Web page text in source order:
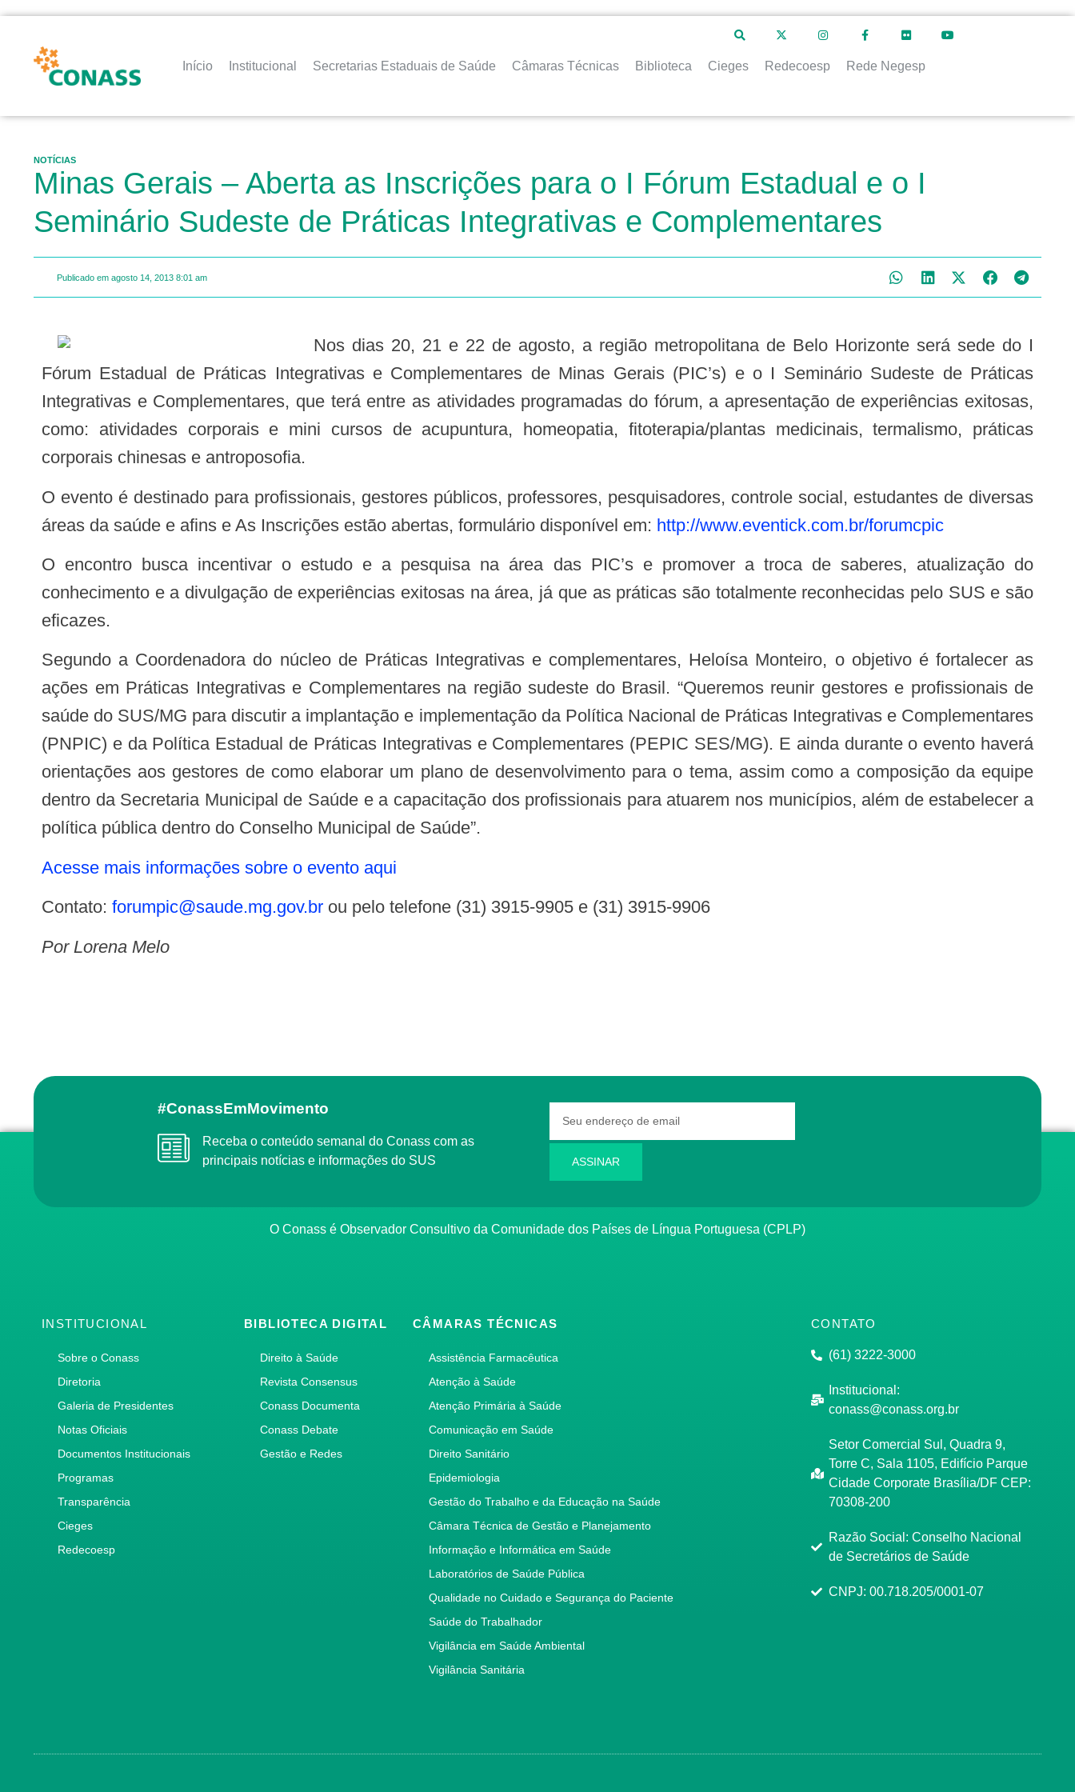
Início Institucional Secretarias Estaduais de Saúde Câmaras Técnicas Biblioteca Cieges Redecoesp Rede Negesp
NOTÍCIAS
Minas Gerais – Aberta as Inscrições para o I Fórum Estadual e o I
Seminário Sudeste de Práticas Integrativas e Complementares
Publicado em agosto 14, 2013 8:01 am
Nos dias 20, 21 e 22 de agosto, a região metropolitana de Belo Horizonte será sede do I
Fórum Estadual de Práticas Integrativas e Complementares de Minas Gerais (PIC’s) e o I Seminário Sudeste de Práticas
Integrativas e Complementares, que terá entre as atividades programadas do fórum, a apresentação de experiências exitosas,
como: atividades corporais e mini cursos de acupuntura, homeopatia, fitoterapia/plantas medicinais, termalismo, práticas
corporais chinesas e antroposofia.
O evento é destinado para profissionais, gestores públicos, professores, pesquisadores, controle social, estudantes de diversas
áreas da saúde e afins e As Inscrições estão abertas, formulário disponível em: http://www.eventick.com.br/forumcpic
O encontro busca incentivar o estudo e a pesquisa na área das PIC’s e promover a troca de saberes, atualização do
conhecimento e a divulgação de experiências exitosas na área, já que as práticas são totalmente reconhecidas pelo SUS e são
eficazes.
Segundo a Coordenadora do núcleo de Práticas Integrativas e complementares, Heloísa Monteiro, o objetivo é fortalecer as
ações em Práticas Integrativas e Complementares na região sudeste do Brasil. “Queremos reunir gestores e profissionais de
saúde do SUS/MG para discutir a implantação e implementação da Política Nacional de Práticas Integrativas e Complementares
(PNPIC) e da Política Estadual de Práticas Integrativas e Complementares (PEPIC SES/MG). E ainda durante o evento haverá
orientações aos gestores de como elaborar um plano de desenvolvimento para o tema, assim como a composição da equipe
dentro da Secretaria Municipal de Saúde e a capacitação dos profissionais para atuarem nos municípios, além de estabelecer a
política pública dentro do Conselho Municipal de Saúde”.
Acesse mais informações sobre o evento aqui
Contato: forumpic@saude.mg.gov.br ou pelo telefone (31) 3915-9905 e (31) 3915-9906
Por Lorena Melo
#ConassEmMovimento
Receba o conteúdo semanal do Conass com as
principais notícias e informações do SUS
ASSINAR
O Conass é Observador Consultivo da Comunidade dos Países de Língua Portuguesa (CPLP)
INSTITUCIONAL
Sobre o Conass
Diretoria
Galeria de Presidentes
Notas Oficiais
Documentos Institucionais
Programas
Transparência
Cieges
Redecoesp
BIBLIOTECA DIGITAL
Direito à Saúde
Revista Consensus
Conass Documenta
Conass Debate
Gestão e Redes
CÂMARAS TÉCNICAS
Assistência Farmacêutica
Atenção à Saúde
Atenção Primária à Saúde
Comunicação em Saúde
Direito Sanitário
Epidemiologia
Gestão do Trabalho e da Educação na Saúde
Câmara Técnica de Gestão e Planejamento
Informação e Informática em Saúde
Laboratórios de Saúde Pública
Qualidade no Cuidado e Segurança do Paciente
Saúde do Trabalhador
Vigilância em Saúde Ambiental
Vigilância Sanitária
CONTATO
(61) 3222-3000
Institucional:
conass@conass.org.br
Setor Comercial Sul, Quadra 9,
Torre C, Sala 1105, Edifício Parque
Cidade Corporate Brasília/DF CEP:
70308-200
Razão Social: Conselho Nacional
de Secretários de Saúde
CNPJ: 00.718.205/0001-07